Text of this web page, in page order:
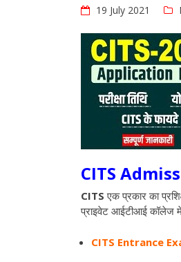
19 July 2021
CITS
CITSएक प्रकार का
प्राइवेट आईटीआई कॉलेज
CITS Entrance